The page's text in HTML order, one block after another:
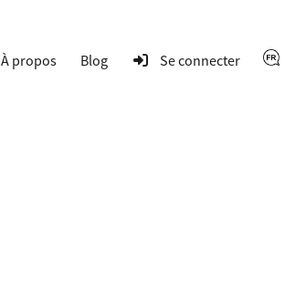
À propos Blog Se connecter